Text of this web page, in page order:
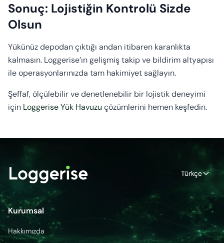
Sonuç: Lojistiğin Kontrolü Sizde
Olsun
Yükünüz depodan çıktığı andan itibaren karanlıkta
kalmasın. Loggerise’ın gelişmiş takip ve bildirim altyapısı
ile operasyonlarınızda tam hakimiyet sağlayın.
Şeffaf, ölçülebilir ve denetlenebilir bir lojistik deneyimi
için Loggerise Yük Havuzu çözümlerini hemen keşfedin.
Türkçe
Kurumsal
Hakkımızda